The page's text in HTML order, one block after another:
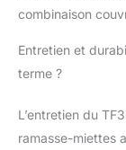
combinaison
Entretien et
terme ?
L’entretien du
ramasse-miettes